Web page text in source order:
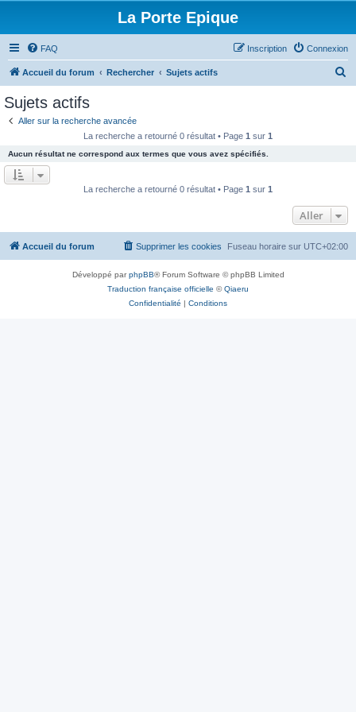
La Porte Epique
FAQ Connexion
Inscription
Accueil du forum Rechercher Sujets actifs
e
r
Sujets actifs
Aller sur la recherche avancée
La recherche a retourné 0 résultat • Page 1 sur 1
Aucun résultat ne correspond aux termes que vous avez spécifiés.
La recherche a retourné 0 résultat • Page 1 sur 1
Aller
Accueil du forum Fuseau horaire sur UTC+02:00
Supprimer les cookies
Développé parphpBB® Forum Software © phpBB Limited
Traduction française officielle ©Qiaeru
Confidentialité | Conditions